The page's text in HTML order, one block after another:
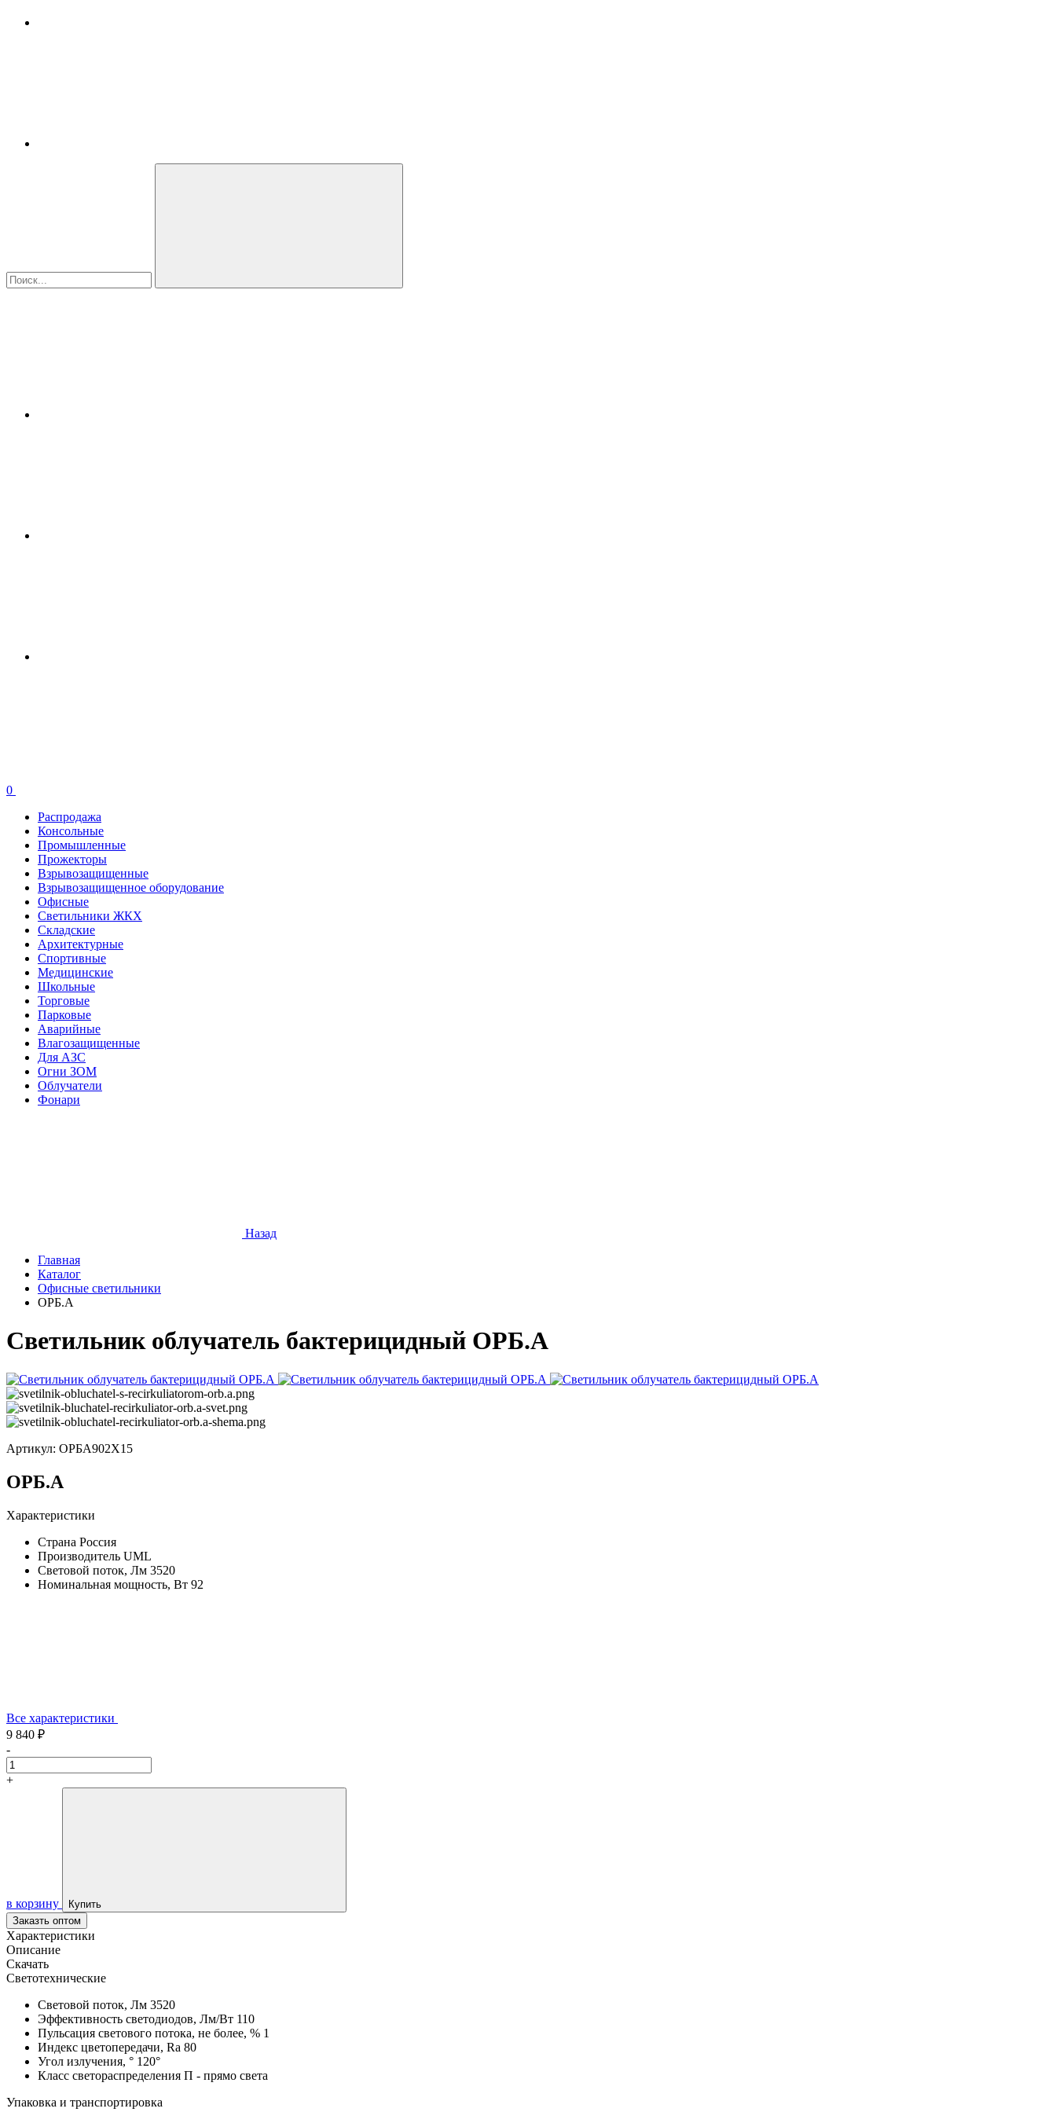
0
Распродажа
Консольные
Промышленные
Прожекторы
Взрывозащищенные
Взрывозащищенное оборудование
Офисные
Cветильники ЖКХ
Складские
Архитектурные
Спортивные
Медицинские
Школьные
Торговые
Парковые
Аварийные
Влагозащищенные
Для АЗС
Огни ЗОМ
Облучатели
Фонари
Назад
Главная
Каталог
Офисные светильники
ОРБ.А
Светильник облучатель бактерицидный ОРБ.А
Артикул: ОРБА902Х15
ОРБ.А
Характеристики
Страна Россия
Производитель UML
Световой поток, Лм 3520
Номинальная мощность, Вт 92
Все характеристики
9 840 ₽
-
+
в корзину
Купить
Заказть оптом
Характеристики
Описание
Скачать
Светотехнические
Световой поток, Лм 3520
Эффективность светодиодов, Лм/Вт 110
Пульсация светового потока, не более, % 1
Индекс цветопередачи, Ra 80
Угол излучения, ° 120°
Класс светораспределения П - прямо света
Упаковка и транспортировка